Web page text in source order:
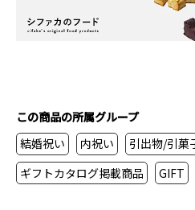
この商品の所属グループ
結婚祝い
内祝い 引出物/引菓
ギフトカタログ掲載商品
GIFT